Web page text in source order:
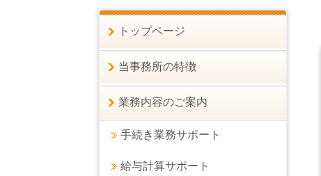
トップページ
当事務所の特徴
業務内容のご案内
手続き業務サポート
給与計算サポート